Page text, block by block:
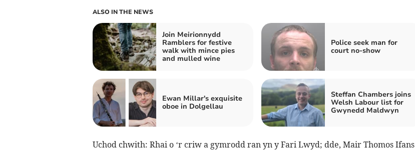
ALSO IN THE NEWS
Join Meirionnydd
Ramblers for festive
walk with mince pies
and mulled wine
Police seek man for
court no-show
Ewan Millar's exquisite
oboe in Dolgellau
Steffan Chambers joins
Welsh Labour list for
Gwynedd Maldwyn
Uchod chwith: Rhai o ‘r criw a gymrodd ran yn y Fari Lwyd; dde, Mair Thomos Ifans